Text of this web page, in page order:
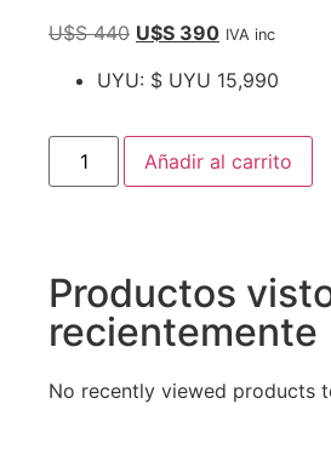
U$S440 U$S 390 IVA inc
UYU: $ UYU 15,990
Añadir al carrito
Productos
recientemente
No recently viewed products